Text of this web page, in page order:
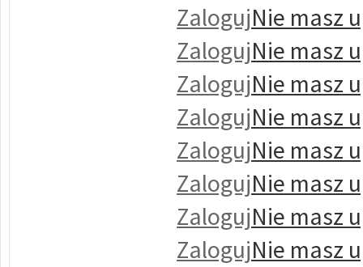
ZalogujNie masz
ZalogujNie masz
ZalogujNie masz
ZalogujNie masz
ZalogujNie masz
ZalogujNie masz
ZalogujNie masz
ZalogujNie masz